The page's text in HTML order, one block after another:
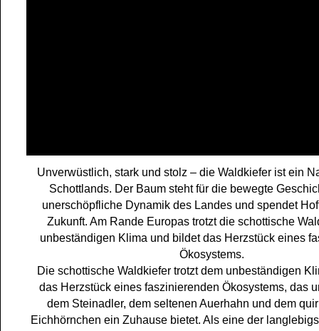
Unverwüstlich, stark und stolz – die Waldkiefer ist ein
Schottlands. Der Baum steht für die bewegte
unerschöpfliche Dynamik des Landes und spendet
Zukunft. Am Rande Europas trotzt die schottische
unbeständigen Klima und bildet das Herzstück eines
Ökosystems.
Die schottische Waldkiefer trotzt dem unbeständigen
das Herzstück eines faszinierenden Ökosystems, das
dem Steinadler, dem seltenen Auerhahn und dem
Eichhörnchen ein Zuhause bietet. Als eine der